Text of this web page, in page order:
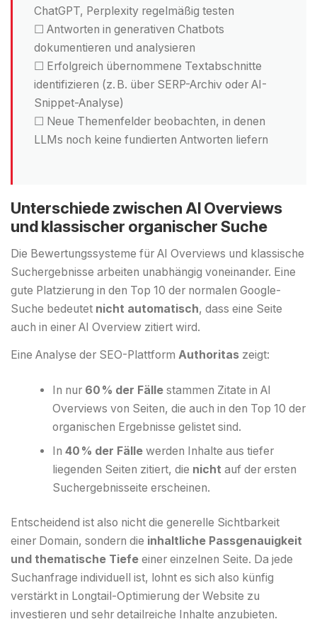
ChatGPT, Perplexity regelmäßig testen
☐ Antworten in generativen Chatbots
dokumentieren und analysieren
☐ Erfolgreich übernommene Textabschnitte
identifizieren (z. B. über SERP-Archiv oder AI-
Snippet-Analyse)
☐ Neue Themenfelder beobachten, in denen
LLMs noch keine fundierten Antworten liefern
Unterschiede zwischen AI Overviews
und klassischer organischer Suche
Die Bewertungssysteme für AI Overviews und klassische
Suchergebnisse arbeiten unabhängig voneinander. Eine
gute Platzierung in den Top 10 der normalen Google-
Suche bedeutet nicht automatisch, dass eine Seite
auch in einer AI Overview zitiert wird.
Eine Analyse der SEO-Plattform Authoritas zeigt:
In nur 60 % der Fälle stammen Zitate in AI
Overviews von Seiten, die auch in den Top 10 der
organischen Ergebnisse gelistet sind.
In40 % der Fälle werden Inhalte aus tiefer
liegenden Seiten zitiert, die nicht auf der ersten
Suchergebnisseite erscheinen.
Entscheidend ist also nicht die generelle Sichtbarkeit
einer Domain, sondern die inhaltliche Passgenauigkeit
und thematische Tiefe einer einzelnen Seite. Da jede
Suchanfrage individuell ist, lohnt es sich also künfig
verstärkt in Longtail-Optimierung der Website zu
investieren und sehr detailreiche Inhalte anzubieten.